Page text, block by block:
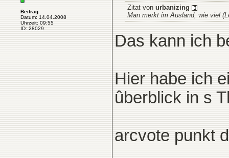
Beitrag
Datum: 14.04.2008
Uhrzeit: 09:55
ID: 28029
Zitat von urbanizing
Man merkt im Ausland, wie viel
Das kann ich
Hier habe ich
ûberblick in s
arcvote punkt